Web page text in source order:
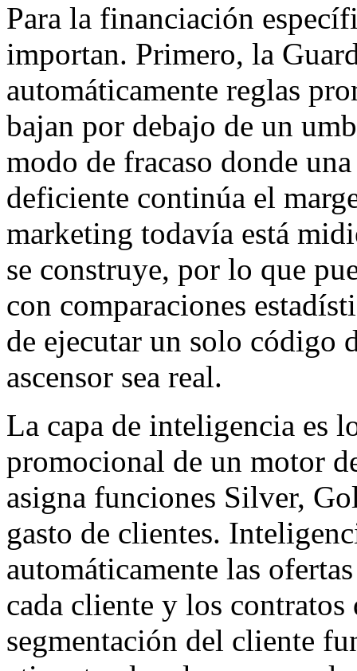
Para la financiación
importan. Primero, la
automáticamente reglas
bajan por debajo de un
modo de fracaso donde
deficiente continúa el
marketing todavía está
se construye, por lo que
con comparaciones
de ejecutar un solo código
ascensor sea real.
La capa de inteligencia es
promocional de un motor
asigna funciones Silver,
gasto de clientes.
automáticamente las
cada cliente y los
segmentación del cliente